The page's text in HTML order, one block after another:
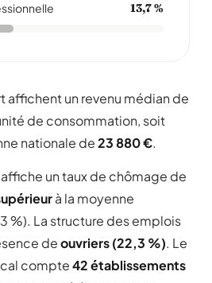
13,7 %
affichent un revenu médian de
de consommation, soit
nationale de23 880 €.
un taux de chômage de
à la moyenne
%). La structure des emplois
deouvriers (22,3 %). Le
compte42 établissements